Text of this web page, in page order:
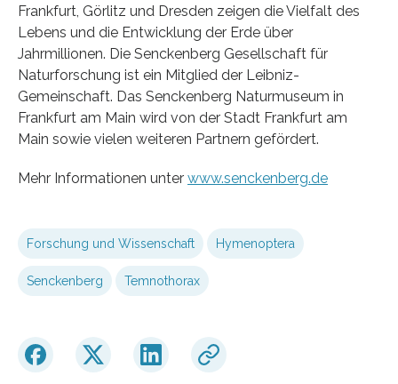
Frankfurt, Görlitz und Dresden zeigen die Vielfalt des
Lebens und die Entwicklung der Erde über
Jahrmillionen. Die Senckenberg Gesellschaft für
Naturforschung ist ein Mitglied der Leibniz-
Gemeinschaft. Das Senckenberg Naturmuseum in
Frankfurt am Main wird von der Stadt Frankfurt am
Main sowie vielen weiteren Partnern gefördert.
Mehr Informationen unter www.senckenberg.de
Forschung und Wissenschaft Hymenoptera
Senckenberg Temnothorax